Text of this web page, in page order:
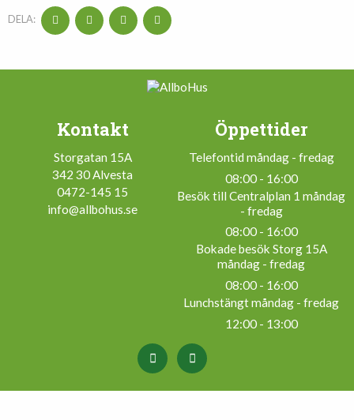
DELA:
Kontakt
Storgatan 15A
342 30 Alvesta
0472-145 15
info@allbohus.se
Öppettider
Telefontid måndag - fredag
08:00 - 16:00
Besök till Centralplan 1 måndag
- fredag
08:00 - 16:00
Bokade besök Storg 15A
måndag - fredag
08:00 - 16:00
Lunchstängt måndag - fredag
12:00 - 13:00